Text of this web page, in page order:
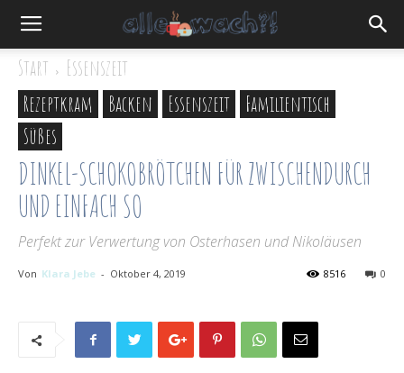
Start
Essenszeit
Rezeptkram
Backen Essenszeit
Familientisch
Süßes
DINKEL-SCHOKOBRÖTCHEN FÜR ZWISCHENDURCH
UND EINFACH SO
Perfekt zur Verwertung von Osterhasen und Nikoläusen
Von Klara Jebe - Oktober 4, 2019 0
8516